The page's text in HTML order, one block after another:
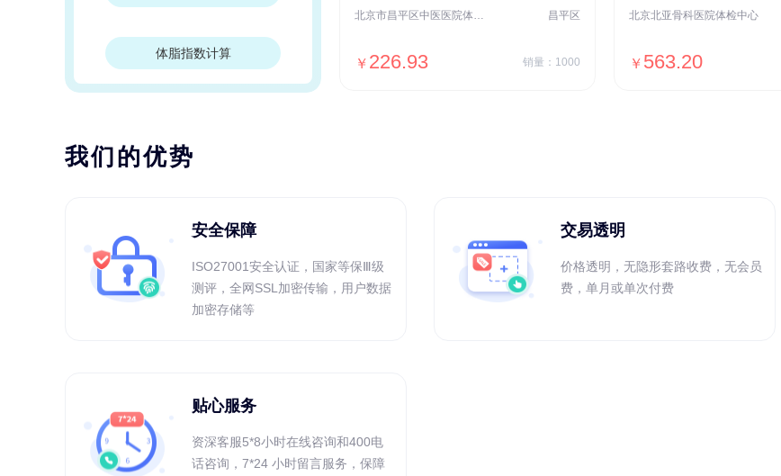
体脂指数计算
北京市昌平区中医医院体检中心 昌平区
￥ 226.93 销量：1000
北京北亚骨科医院体检中心
￥ 563.20
我们的优势
安全保障
ISO27001安全认证，国家等保Ⅲ级
测评，全网SSL加密传输，用户数据
加密存储等
交易透明
价格透明，无隐形套路收费，无会员
费，单月或单次付费
贴心服务
资深客服5*8小时在线咨询和400电
话咨询，7*24 小时留言服务，保障